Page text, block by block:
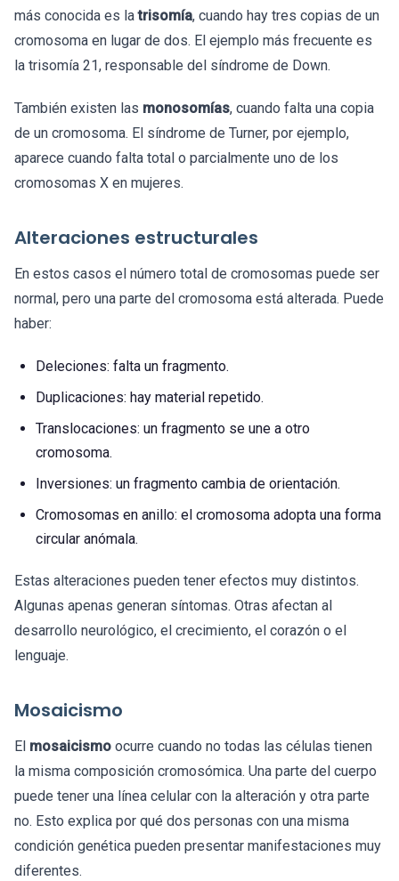
más conocida es latrisomía, cuando hay tres copias de un
cromosoma en lugar de dos. El ejemplo más frecuente es
la trisomía 21, responsable del síndrome de Down.
También existen las monosomías, cuando falta una copia
de un cromosoma. El síndrome de Turner, por ejemplo,
aparece cuando falta total o parcialmente uno de los
cromosomas X en mujeres.
Alteraciones estructurales
En estos casos el número total de cromosomas puede ser
normal, pero una parte del cromosoma está alterada. Puede
haber:
Deleciones: falta un fragmento.
Duplicaciones: hay material repetido.
Translocaciones: un fragmento se une a otro
cromosoma.
Inversiones: un fragmento cambia de orientación.
Cromosomas en anillo: el cromosoma adopta una forma
circular anómala.
Estas alteraciones pueden tener efectos muy distintos.
Algunas apenas generan síntomas. Otras afectan al
desarrollo neurológico, el crecimiento, el corazón o el
lenguaje.
Mosaicismo
El mosaicismo ocurre cuando no todas las células tienen
la misma composición cromosómica. Una parte del cuerpo
puede tener una línea celular con la alteración y otra parte
no. Esto explica por qué dos personas con una misma
condición genética pueden presentar manifestaciones muy
diferentes.